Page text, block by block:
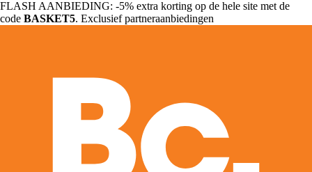
FLASH AANBIEDING: -5% extra korting op de hele site met de
code BASKET5. Exclusief partneraanbiedingen